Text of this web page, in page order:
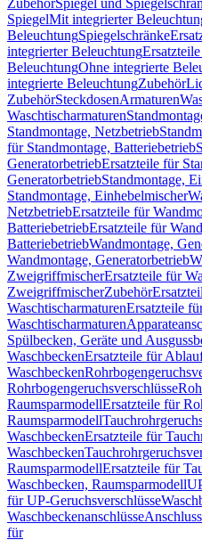
ZubehörSpiegel und
SpiegelMit integrierter
BeleuchtungSpiegelschränke
integrierter Beleuchtung
BeleuchtungOhne integrierte
integrierte BeleuchtungZubehör
ZubehörSteckdosenArmaturen
Waschtischarmaturen
Standmontage, Netzbetrieb
für Standmontage, Batteriebetrieb
GeneratorbetriebErsatzteile für
GeneratorbetriebStandmontage,
Standmontage, Einhebelmischer
NetzbetriebErsatzteile für
BatteriebetriebErsatzteile für
BatteriebetriebWandmontage,
Wandmontage, Generatorbetrieb
ZweigriffmischerErsatzteile für
ZweigriffmischerZubehör
WaschtischarmaturenErsatzteile
Waschtischarmaturen
Spülbecken, Geräte und
WaschbeckenErsatzteile für
Waschbecken
Rohrbogengeruchsverschlüsse
RaumsparmodellErsatzteile für
Raumsparmodell
WaschbeckenErsatzteile für
Waschbecken
RaumsparmodellErsatzteile für
Waschbecken, Raumsparmodell
für UP-Geruchsverschlüsse
Waschbeckenanschlüsse
für